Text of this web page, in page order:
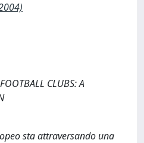
CLUBS: A
sta attraversando una